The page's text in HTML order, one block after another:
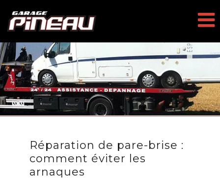
contenu
Réparation de pare-brise :
comment éviter les
arnaques